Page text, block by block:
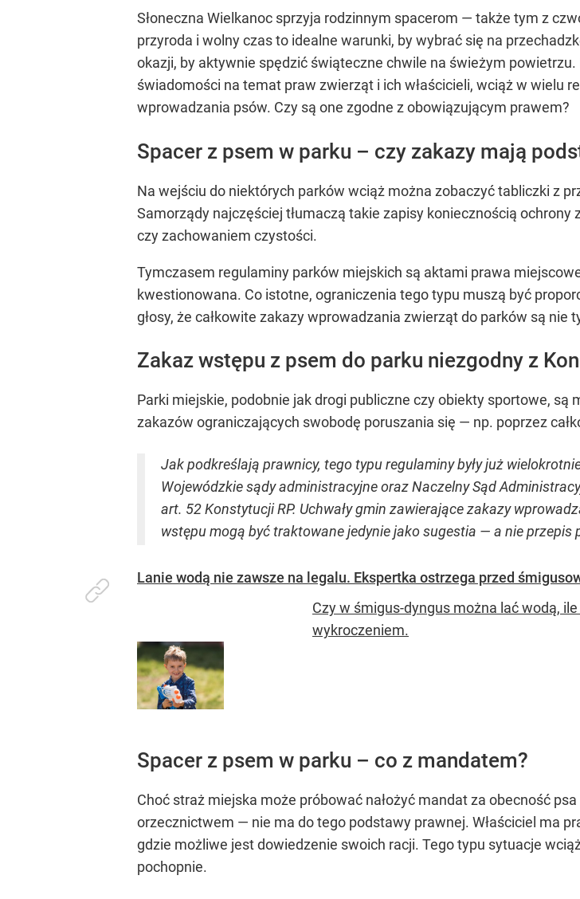
Słoneczna Wielkanoc sprzyja rodzinnym spacerom — także tym z
przyroda i wolny czas to idealne warunki, by wybrać się na
okazji, by aktywnie spędzić świąteczne chwile na świeżym
świadomości na temat praw zwierząt i ich właścicieli, wciąż w wielu
wprowadzania psów. Czy są one zgodne z obowiązującym prawem?
Spacer z psem w parku – czy zakazy mają
Na wejściu do niektórych parków wciąż można zobaczyć tabliczki z
Samorządy najczęściej tłumaczą takie zapisy koniecznością
czy zachowaniem czystości.
Tymczasem regulaminy parków miejskich są aktami prawa
kwestionowana. Co istotne, ograniczenia tego typu muszą być
głosy, że całkowite zakazy wprowadzania zwierząt do parków są
Zakaz wstępu z psem do parku niezgodny z
Parki miejskie, podobnie jak drogi publiczne czy obiekty sportowe,
zakazów ograniczających swobodę poruszania się — np. poprzez
Jak podkreślają prawnicy, tego typu regulaminy były już
Wojewódzkie sądy administracyjne oraz Naczelny Sąd
art. 52 Konstytucji RP. Uchwały gmin zawierające zakazy
wstępu mogą być traktowane jedynie jako sugestia — a nie przepis
Lanie wodą nie zawsze na legalu. Ekspertka ostrzega przed
Czy w śmigus-dyngus można lać wodą,
wykroczeniem.
Spacer z psem w parku – co z mandatem?
Choć straż miejska może próbować nałożyć mandat za obecność
orzecznictwem — nie ma do tego podstawy prawnej. Właściciel ma
gdzie możliwe jest dowiedzenie swoich racji. Tego typu sytuacje
pochopnie.